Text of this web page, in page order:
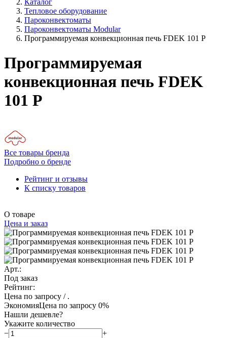
Каталог
Тепловое оборудование
Пароконвектоматы
Пароконвектоматы Modular
Программируемая конвекционная печь FDEK 101 P
Программируемая
конвекционная печь FDEK
101 P
Все товары бренда
Подробно о бренде
Рейтинг и отзывы
К списку товаров
О товаре
Цена и заказ
Арт.:
Под заказ
Рейтинг:
Цена по запросу / .
ЭкономияЦена по запросу 0%
Нашли дешевле?
Укажите количество
−
+